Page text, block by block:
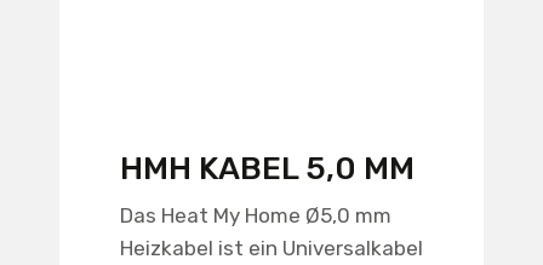
HMH KABEL 5,0 MM
Das Heat My Home Ø5,0 mm
Heizkabel ist ein Universalkabel